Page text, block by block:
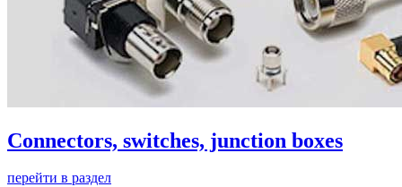
Connectors, switches, junction boxes
перейти в раздел